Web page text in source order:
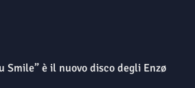
Smile” è il nuovo disco degli Enzø